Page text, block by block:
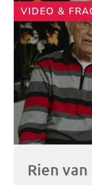
VIDEO &
Rien